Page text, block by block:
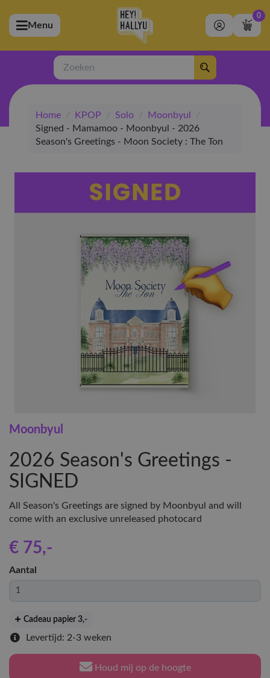
(Artiesten)
(Merchandise)
(Exclusive)
(Winkel)
Menu
0
Zoeken
Home / KPOP / Solo / Moonbyul
/
Signed - Mamamoo - Moonbyul - 2026
Season's Greetings - Moon Society : The Ton
Moonbyul
2026 Season's Greetings -
SIGNED
All Season's Greetings are signed by Moonbyul and will
come with an exclusive unreleased photocard
€ 75,-
Aantal
Cadeau papier 3,-
Levertijd: 2-3 weken
Houd mij op de hoogte